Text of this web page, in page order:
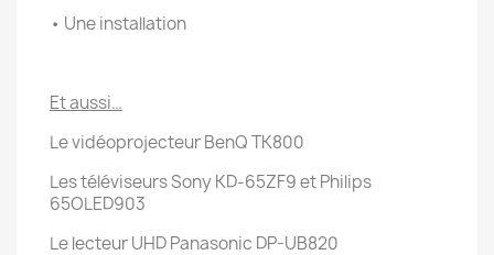
• Une installation
Et aussi…
Le vidéoprojecteur BenQ TK800
Les téléviseurs Sony KD-65ZF9 et Philips
65OLED903
Le lecteur UHD Panasonic DP-UB820